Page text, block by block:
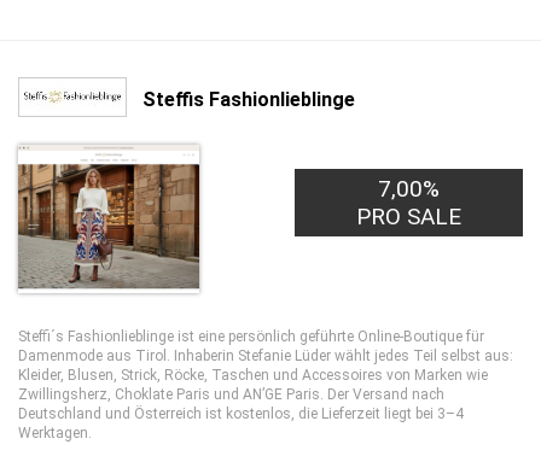
Steffis Fashionlieblinge
7,00%
PRO SALE
Steffi´s Fashionlieblinge ist eine persönlich geführte Online-Boutique für
Damenmode aus Tirol. Inhaberin Stefanie Lüder wählt jedes Teil selbst aus:
Kleider, Blusen, Strick, Röcke, Taschen und Accessoires von Marken wie
Zwillingsherz, Choklate Paris und AN’GE Paris. Der Versand nach
Deutschland und Österreich ist kostenlos, die Lieferzeit liegt bei 3–4
Werktagen.